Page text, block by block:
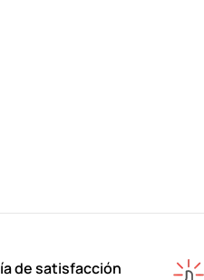
de satisfacción